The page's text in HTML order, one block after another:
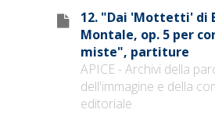
12. "Dai 'Mottetti' di
Montale, op. 5 per
miste", partiture
APICE - Archivi della
dell'immagine e della
editoriale